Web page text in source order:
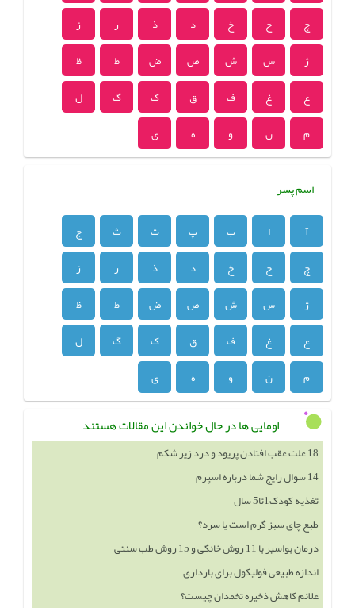
چ
ح خ د ذ ر
ز
ژ
س ش ص ض ط
ظ
ع
غ ف ق ک گ
ل
م
ن و ه ی
اسم پسر
آ ا ب پ ت ث
ج
چ
ح خ د ذ ر
ز
ژ
س ش ص ض ط
ظ
ع
غ ف ق ک گ
ل
م
ن و ه ی
اومایی ها در حال خواندن این مقالات هستند
14 سوال رایج شما درباره اسپرم
تغذیه کودک1تا5 سال
طبع چای سبز گرم است یا سرد؟
درمان بواسیر با 11 روش خانگی و 15 روش طب سنتی
اندازه طبیعی فولیکول برای بارداری
علائم کاهش ذخیره تخمدان چیست؟
آپاندیس کدام سمت است؟